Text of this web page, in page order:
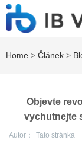
Home > Článek >
Objevte
vychutnejte
Autor： Tato stránka